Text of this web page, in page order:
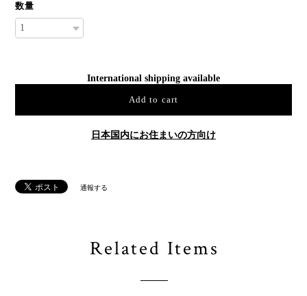
数量
International shipping available
Add to cart
日本国内にお住まいの方向け
通報する
Related Items